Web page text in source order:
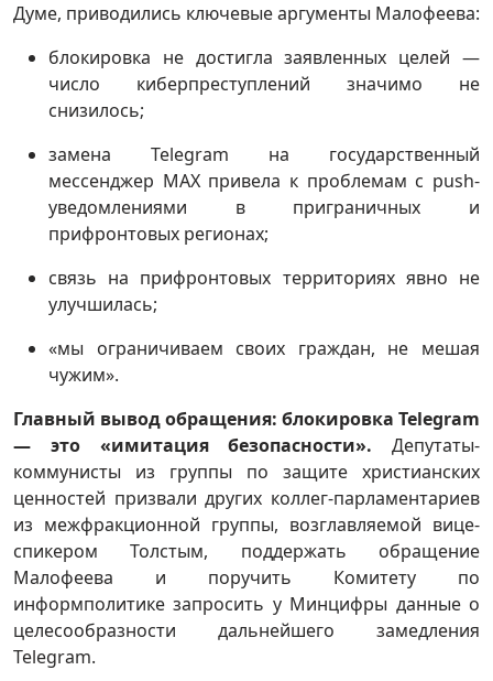
Думе, приводились ключевые аргументы Малофеева:
блокировка не достигла заявленных целей —
число киберпреступлений значимо не
снизилось;
замена Telegram на государственный
мессенджер MAX привела к проблемам с push-
уведомлениями в приграничных и
прифронтовых регионах;
связь на прифронтовых территориях явно не
улучшилась;
«мы ограничиваем своих граждан, не мешая
чужим».
Главный вывод обращения: блокировка Telegram
— это «имитация безопасности». Депутаты-
коммунисты из группы по защите христианских
ценностей призвали других коллег-парламентариев
из межфракционной группы, возглавляемой вице-
спикером Толстым, поддержать обращение
Малофеева и поручить Комитету по
информполитике запросить у Минцифры данные о
целесообразности дальнейшего замедления
Telegram.